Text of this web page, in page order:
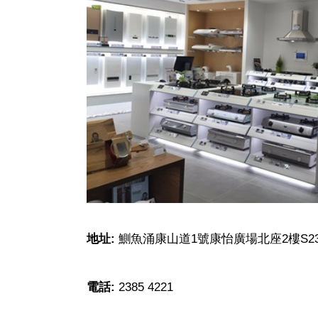
地址: 鰂魚涌康山道1號康怡廣場北座2樓
電話: 2385 4221